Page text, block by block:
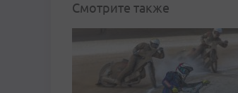
Смотрите также